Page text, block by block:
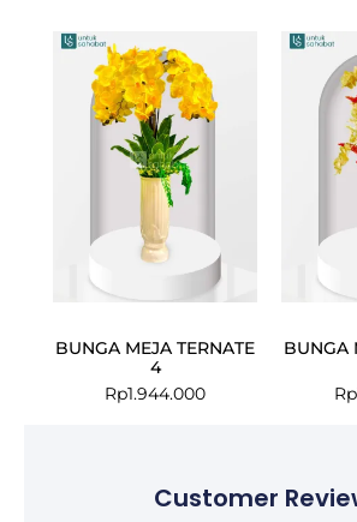
BUNGA MEJA TERNATE
4
Rp1.944.000
BUNGA
Rp
Customer